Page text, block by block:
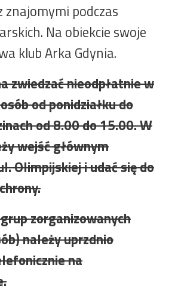
znajomymi podczas
Na obiekcie swoje
klub Arka Gdynia.
zwiedzać nieodpłatnie w
od ponidziałku do
od 8.00 do 15.00. W
wejść głównym
Olimpijskiej i udać się do
zorganizowanych
należy uprzdnio
na